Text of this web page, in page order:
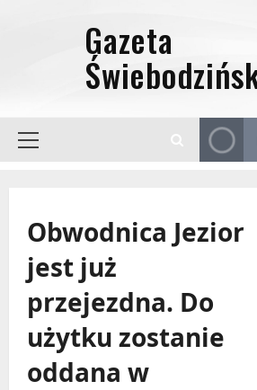
Menu
Obwodnica Jezior
jest już
przejezdna. Do
użytku zostanie
oddana w